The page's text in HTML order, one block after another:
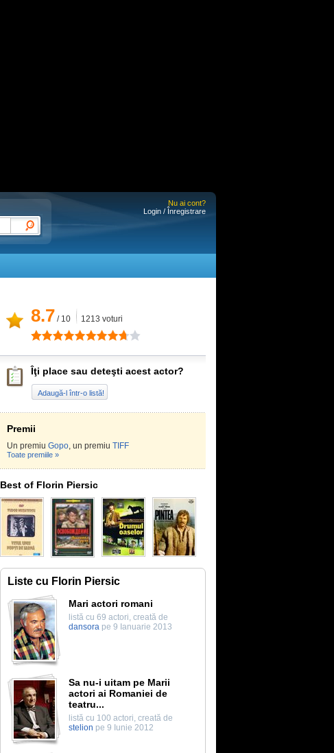
Nu ai cont?
Login / Înregistrare
8.7 / 10 1213 voturi
Îţi place sau deteşti acest actor?
Adaugă-l într-o listă!
Premii
Un premiu Gopo, un premiu TIFF
Toate premiile »
Best of Florin Piersic
Liste cu Florin Piersic
Mari actori romani
listă cu 69 actori, creată de
dansora pe 9 Ianuarie 2013
Sa nu-i uitam pe Marii
actori ai Romaniei de
teatru...
listă cu 100 actori, creată de
stelion pe 9 Iunie 2012